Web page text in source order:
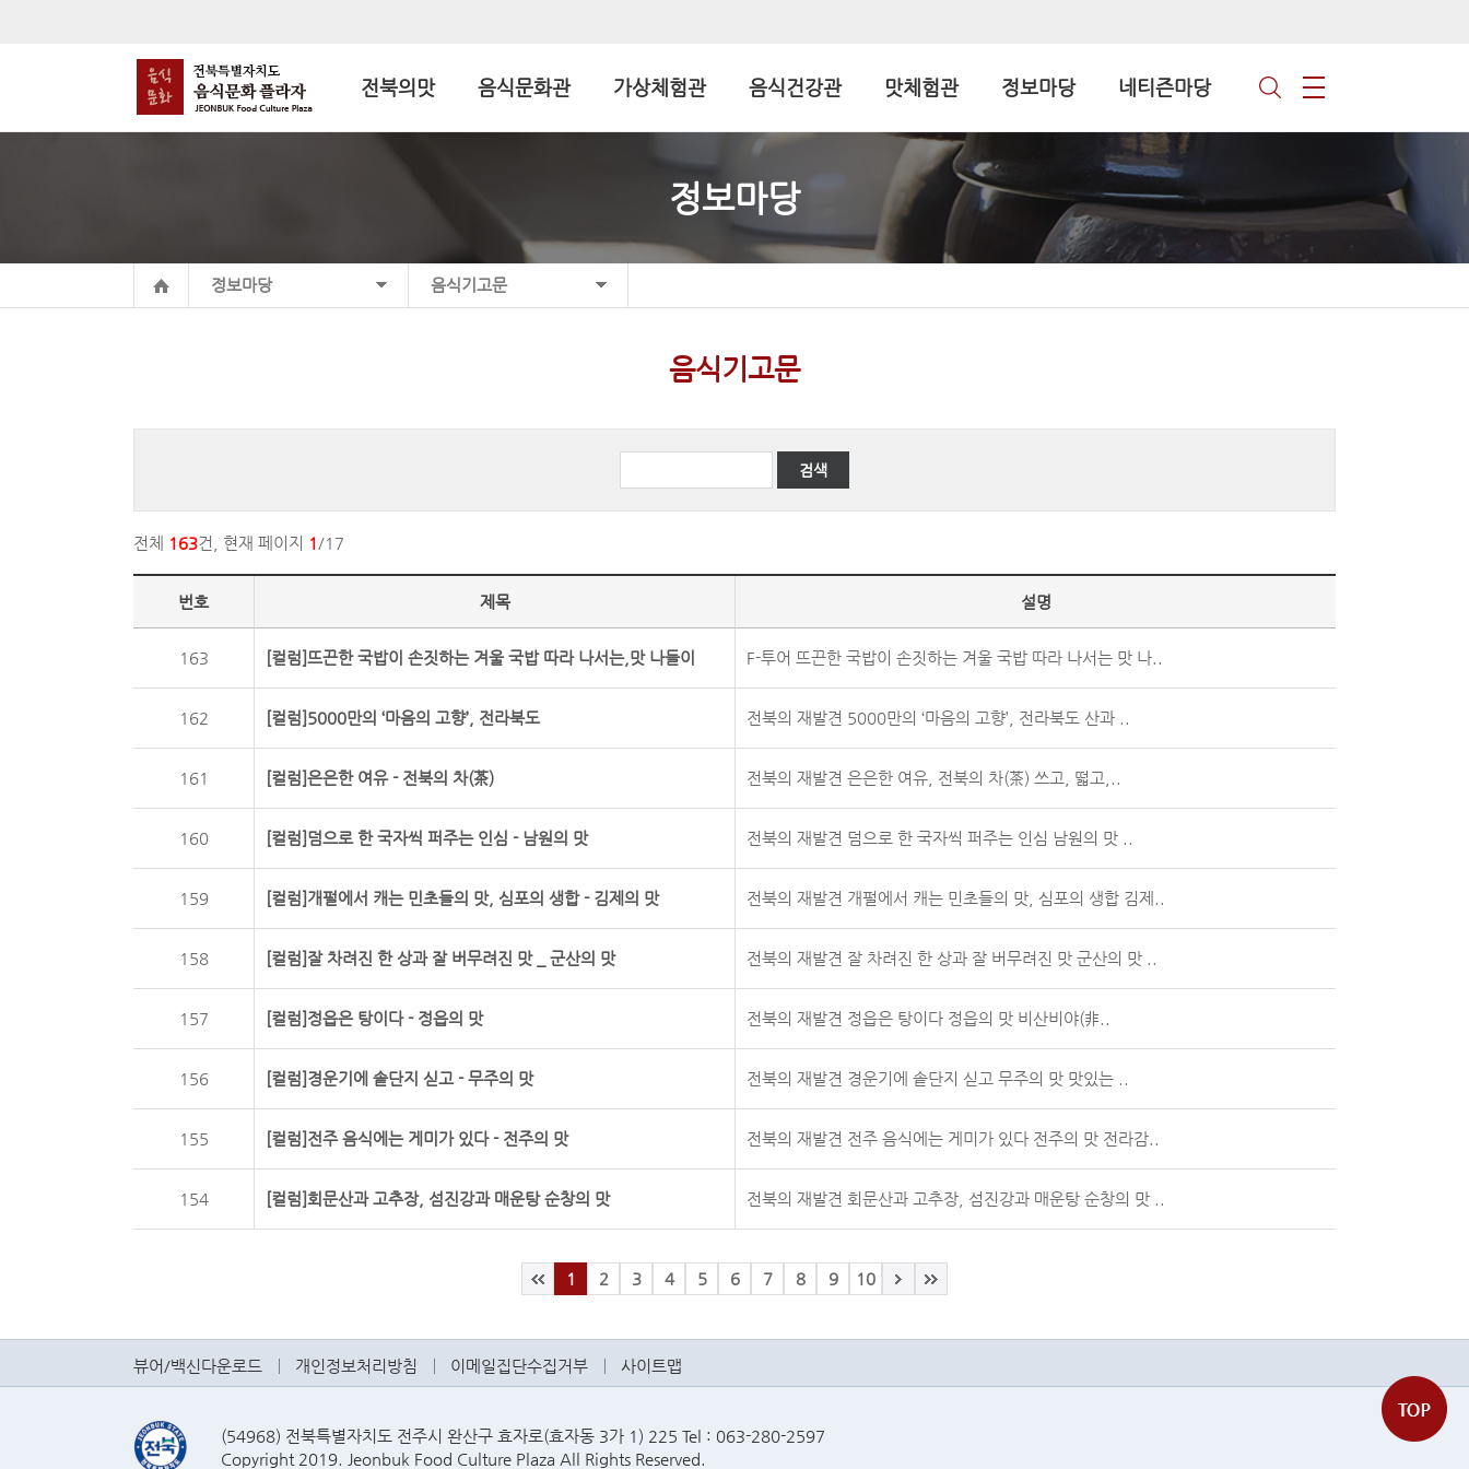
전북의맛 음식문화관 가상체험관 음식건강관 맛체험관 정보마당 네티즌마당
정보마당
정보마당 음식기고문
음식기고문
검색
전체 163건, 현재 페이지 1/17
번호 제목 설명
163 [컬럼]뜨끈한 국밥이 손짓하는 겨울 국밥 따라 나서는,맛 나들이 F-투어 뜨끈한 국밥이 손짓하는 겨울 국밥 따라 나서는 맛 나..
162 [컬럼]5000만의 ‘마음의 고향’, 전라북도 전북의 재발견 5000만의 ‘마음의 고향’, 전라북도 산과 ..
161 [컬럼]은은한 여유 - 전북의 차(茶) 전북의 재발견 은은한 여유, 전북의 차(茶) 쓰고, 떫고,..
160 [컬럼]덤으로 한 국자씩 퍼주는 인심 - 남원의 맛 전북의 재발견 덤으로 한 국자씩 퍼주는 인심 남원의 맛 ..
159 [컬럼]개펄에서 캐는 민초들의 맛, 심포의 생합 - 김제의 맛 전북의 재발견 개펄에서 캐는 민초들의 맛, 심포의 생합 김제..
158 [컬럼]잘 차려진 한 상과 잘 버무려진 맛 _ 군산의 맛 전북의 재발견 잘 차려진 한 상과 잘 버무려진 맛 군산의 맛 ..
157 [컬럼]정읍은 탕이다 - 정읍의 맛 전북의 재발견 정읍은 탕이다 정읍의 맛 비산비야(非..
156 [컬럼]경운기에 솥단지 싣고 - 무주의 맛 전북의 재발견 경운기에 솥단지 싣고 무주의 맛 맛있는 ..
155 [컬럼]전주 음식에는 게미가 있다 - 전주의 맛 전북의 재발견 전주 음식에는 게미가 있다 전주의 맛 전라감..
154 [컬럼]회문산과 고추장, 섬진강과 매운탕 순창의 맛 전북의 재발견 회문산과 고추장, 섬진강과 매운탕 순창의 맛 ..
1 2 3 4 5 6 7 8 9 10
뷰어/백신다운로드 개인정보처리방침 이메일집단수집거부 사이트맵
(54968) 전북특별자치도 전주시 완산구 효자로(효자동 3가 1) 225 Tel : 063-280-2597
Copyright 2019. Jeonbuk Food Culture Plaza All Rights Reserved.